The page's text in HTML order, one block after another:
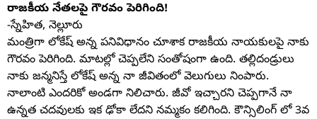
రాజకీయ నేతలపై గౌరవం పెరిగింది!
-స్నేహిత, నెల్లూరు
మంత్రిగా లోకేష్ అన్న పనివిధానం చూశాక రాజకీయ నాయకులపై నాకు
గౌరవం పెరిగింది. మాటల్లో చెప్పలేని సంతోషంగా ఉంది. తల్లిదండ్రులు
నాకు జన్మనిస్తే లోకేష్ అన్న నా జీవితంలో వెలుగులు నింపారు.
నాలాంటి ఎందరికో అండగా నిలిచారు. జీవో ఇచ్చారని చెప్పగానే నా
ఉన్నత చదవులకు ఇక ఢోకా లేదని నమ్మకం కలిగింది. కౌన్సిలింగ్ లో 3వ